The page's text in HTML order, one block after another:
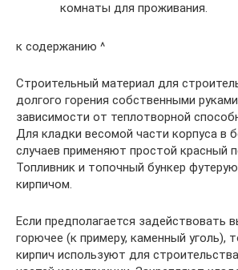
комнаты для проживания.
к содержанию ^
Строительный материал для
долгого горения собственными
зависимости от теплотворной
Для кладки весомой части корпуса в
случаев применяют простой красный
Топливник и топочный бункер
кирпичом.
Если предполагается задействовать
горючее (к примеру, каменный уголь),
кирпич используют для